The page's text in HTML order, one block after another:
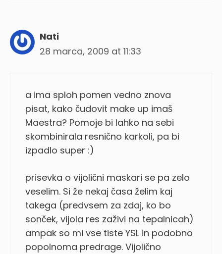
Nati
28 marca, 2009 at 11:33
a ima sploh pomen vedno znova
pisat, kako čudovit make up imaš
Maestra? Pomoje bi lahko na sebi
skombinirala resnično karkoli, pa bi
izpadlo super :)
prisevka o vijolični maskari se pa zelo
veselim. Si že nekaj časa želim kaj
takega (predvsem za zdaj, ko bo
sonček, vijola res zaživi na tepalnicah)
ampak so mi vse tiste YSL in podobno
popolnoma predrage. Vijolično